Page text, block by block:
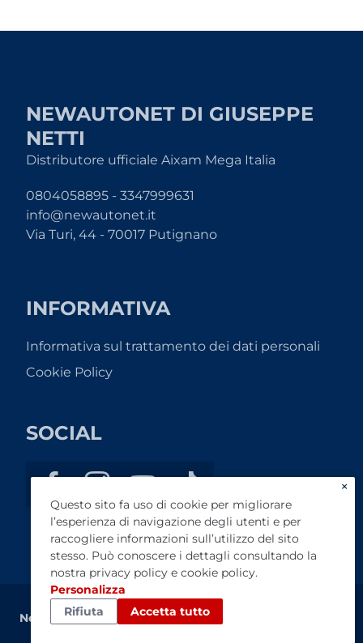
NEWAUTONET DI GIUSEPPE
NETTI
Distributore ufficiale Aixam Mega Italia
0804058895 - 3347999631
info@newautonet.it
Via Turi, 44 - 70017 Putignano
INFORMATIVA
Informativa sul trattamento dei dati personali
Cookie Policy
SOCIAL
NewAutoNetdi Giuseppe Netti - P.I. 07370970720
×
Questo sito fa uso di cookie per migliorare
l’esperienza di navigazione degli utenti e per
raccogliere informazioni sull’utilizzo del sito
stesso. Può conoscere i dettagli consultando la
nostra privacy policy e cookie policy.
Personalizza
Rifiuta
Accetta tutto